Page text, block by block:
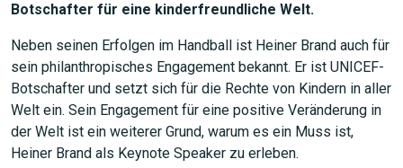
Botschafter für eine kinderfreundliche Welt.
Neben seinen Erfolgen im Handball ist Heiner Brand auch für
sein philanthropisches Engagement bekannt. Er ist UNICEF-
Botschafter und setzt sich für die Rechte von Kindern in aller
Welt ein. Sein Engagement für eine positive Veränderung in
der Welt ist ein weiterer Grund, warum es ein Muss ist,
Heiner Brand als Keynote Speaker zu erleben.